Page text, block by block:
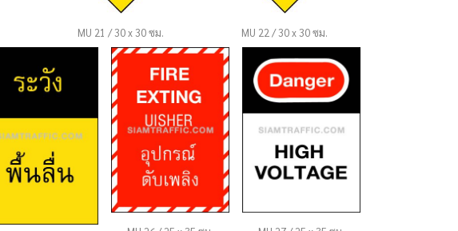
MU 21 / 30 x 30 ซม. MU 22 / 30 x 30 ซม.